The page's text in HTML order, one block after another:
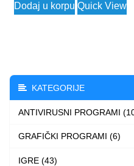
was:
is:
Dodaj u korpu Quick View
KATEGORIJE
ANTIVIRUSNI PROGRAMI
GRAFIČKI PROGRAMI (6)
IGRE (43)